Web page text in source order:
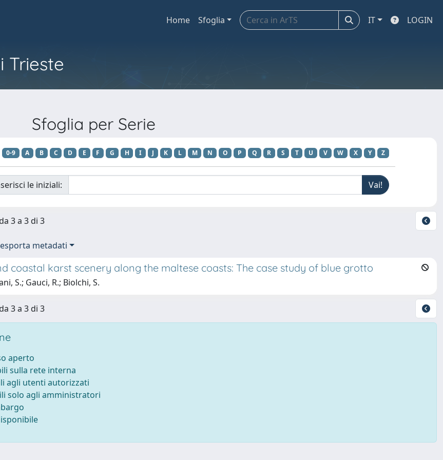
Home Sfoglia IT LOGIN
Trieste
Sfoglia per Serie
0-9 A B C D E F G H I J K L M N O P Q R S T U V W X Y Z
le iniziali:
3 a 3 di 3
esporta metadati
coastal karst scenery along the maltese coasts: The case study of blue grotto
S.; Gauci, R.; Biolchi, S.
3 a 3 di 3
aperto
sulla rete interna
agli utenti autorizzati
solo agli amministratori